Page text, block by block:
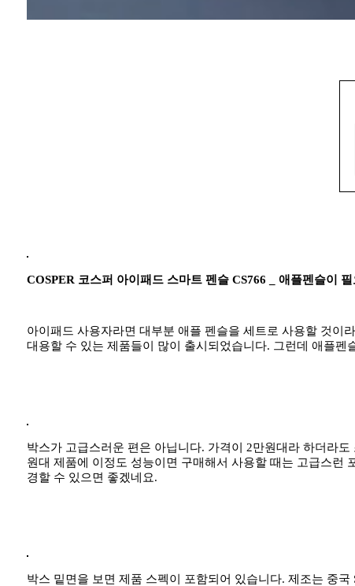
COSPER 코스퍼 아이패드 스마트 펜슬 CS766 _ 애플펜슬이
아이패드 사용자라면 대부분 애플 펜슬을 세트로 사용할 것이
대용할 수 있는 제품들이 많이 출시되었습니다. 그런데 애플펜
박스가 고급스러운 편은 아닙니다. 가격이 2만원대라 하더라
원대 제품에 이정도 성능이면 구매해서 사용할 때는 고급스런
경할 수 있으면 좋겠네요.
박스 밑면을 보면 제품 스펙이 포함되어 있습니다. 제조는 중